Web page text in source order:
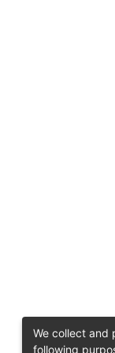
We collect and
following